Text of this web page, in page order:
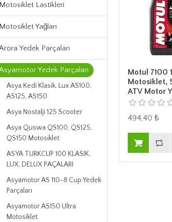
Motosiklet Lastikleri
Motosiklet Yağları
Yedek Parçaları
Yedek Parçaları
Asya Kedi Klasik, Lux AS100,
AS125, AS150
Asya Nostalji 125 Scooter
Asya Quswa QS100, QS125,
QS150 Motosiklet
ASYA TURKCUP 100 KLASIK,
LUX, DELUX PAÇALARI
Asyamotor AS 110-8 Cup Yedek
Parçaları
Asyamotor AS150 Ultra
Motosiklet
Motul 7100
Motosiklet,
ATV Motor
494,40 ₺